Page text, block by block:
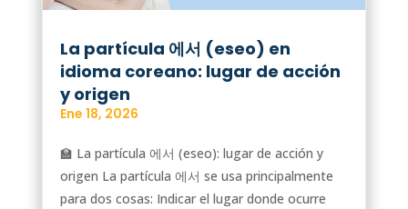
La partícula 에서 (eseo) en
idioma coreano: lugar de acción
y origen
Ene 18, 2026
🏫 La partícula 에서 (eseo): lugar de acción y
origen La partícula 에서 se usa principalmente
para dos cosas: Indicar el lugar donde ocurre